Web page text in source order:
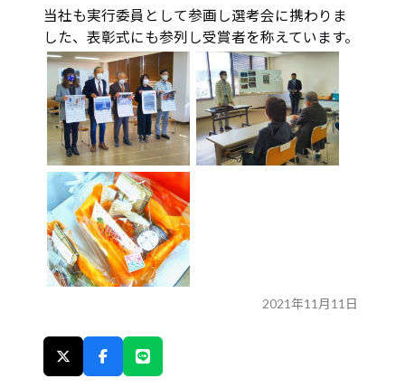
当社も実行委員として参画し選考会に携わりま
した、表彰式にも参列し受賞者を称えています。
2021年11月11日